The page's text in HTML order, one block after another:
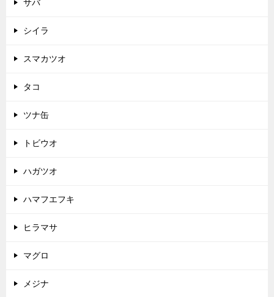
サバ
シイラ
スマカツオ
タコ
ツナ缶
トビウオ
ハガツオ
ハマフエフキ
ヒラマサ
マグロ
メジナ